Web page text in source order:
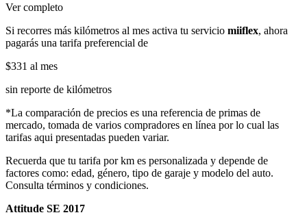
Ver completo
Si recorres más kilómetros al mes activa tu servicio miiflex, ahora
pagarás una tarifa preferencial de
$331 al mes
sin reporte de kilómetros
*La comparación de precios es una referencia de primas de
mercado, tomada de varios compradores en línea por lo cual las
tarifas aqui presentadas pueden variar.
Recuerda que tu tarifa por km es personalizada y depende de
factores como: edad, género, tipo de garaje y modelo del auto.
Consulta términos y condiciones.
Attitude SE 2017